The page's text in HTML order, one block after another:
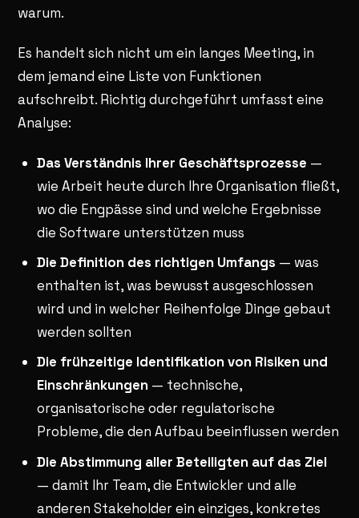
warum.
Es handelt sich nicht um ein langes Meeting, in
dem jemand eine Liste von Funktionen
aufschreibt. Richtig durchgeführt umfasst eine
Analyse:
Das Verständnis Ihrer Geschäftsprozesse —
wie Arbeit heute durch Ihre Organisation fließt,
wo die Engpässe sind und welche Ergebnisse
die Software unterstützen muss
Die Definition des richtigen Umfangs — was
enthalten ist, was bewusst ausgeschlossen
wird und in welcher Reihenfolge Dinge gebaut
werden sollten
Die frühzeitige Identifikation von Risiken und
Einschränkungen — technische,
organisatorische oder regulatorische
Probleme, die den Aufbau beeinflussen werden
Die Abstimmung aller Beteiligten auf das Ziel
— damit Ihr Team, die Entwickler und alle
anderen Stakeholder ein einziges, konkretes